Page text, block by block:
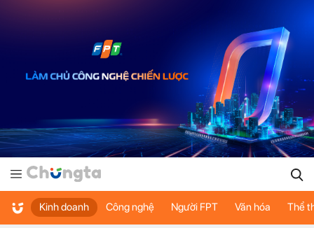
Kinh doanh Công nghệ Người FPT Văn hóa Thể